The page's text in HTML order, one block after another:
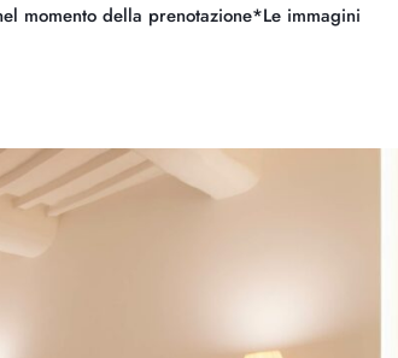
momento della prenotazione*Le immagini